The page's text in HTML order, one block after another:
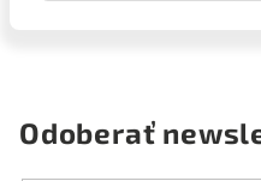
Odoberať